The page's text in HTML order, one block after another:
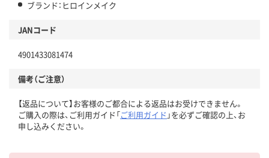
ブランド：ヒロインメイク
JANコード
4901433081474
備考（ご注意）
【返品について】お客様のご都合による返品はお受けできません。
ご購入の際は、ご利用ガイド「ご利用ガイド 」を必ずご確認の上、お
申し込みください。